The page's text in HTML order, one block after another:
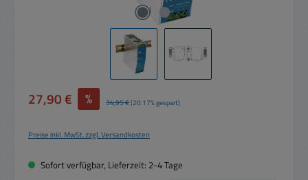
Verkaufspreis:
27,90 € % Regulärer Preis:
34,95 €(20.17% gespart)
Preise inkl. MwSt. zzgl. Versandkosten
Sofort verfügbar, Lieferzeit: 2-4 Tage